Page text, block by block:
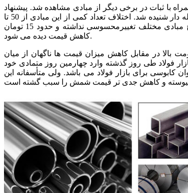
با ثبات در برخی دیگر از مبادی مشاهده شد. پیشنهاد
برخی از مبادی، به صورت قابل ملاحظه ای با نرخ های رسمی آن فاصله دار شنیده شد. اختلاف تعداد کمی از این مبادی از 50 تا
100 تومان شنیده شد. نرخ میانگین دیروز حوزه میلگرد با توجه به جدول میانگین نرخ مبادی مختلف تغییرمحسوسی نداشته و حدود 15 تومان
کاهش قیمت دیده می شود.
گردیده است که مقاومت بالا در مقابل کاهش میزان قیمت ها ناگهان از میان
فولاد طی روز گذشته وارد چهارمین روز متمادی خود
کابوسی برای بازار فولاد می باشد. ولی متأسفانه این